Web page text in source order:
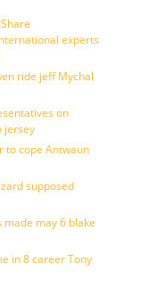
experts
ride jeff Mychal
on
jersey
to cope Antwaun
supposed
may 6 blake
in 8 career Tony